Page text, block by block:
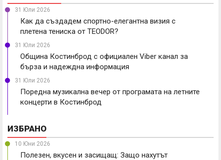
31 Юли 2026
Как да създадем спортно-елегантна визия с
плетена тениска от TEODOR?
31 Юли 2026
Община Костинброд с официален Viber канал за
бърза и надеждна информация
31 Юли 2026
Поредна музикална вечер от програмата на летните
концерти в Костинброд
ИЗБРАНО
10 Юни 2026
Полезен, вкусен и засищащ: Защо нахутът